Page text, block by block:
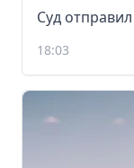
Суд
18:03